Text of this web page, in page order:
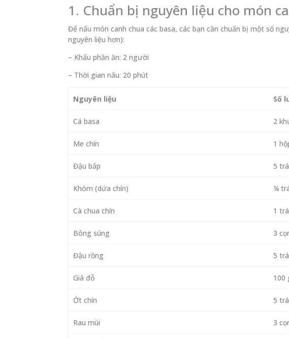
1. Chuẩn bị nguyên liệu cho món
Để nấu món canh chua các basa, các bạn cần chuẩn bị một số
nguyên liệu hơn):
– Khẩu phần ăn: 2 người
– Thời gian nấu: 20 phút
Nguyên liệu Số
Cá basa 2
Me chín 1
Đậu bắp 5
Khóm (dứa chín) ¼
Cà chua chín 1
Bông súng 3
Đậu rồng 5
Giá đỗ 100
Ớt chín 5
Rau mùi 3